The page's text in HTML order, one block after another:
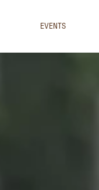
EVENTS